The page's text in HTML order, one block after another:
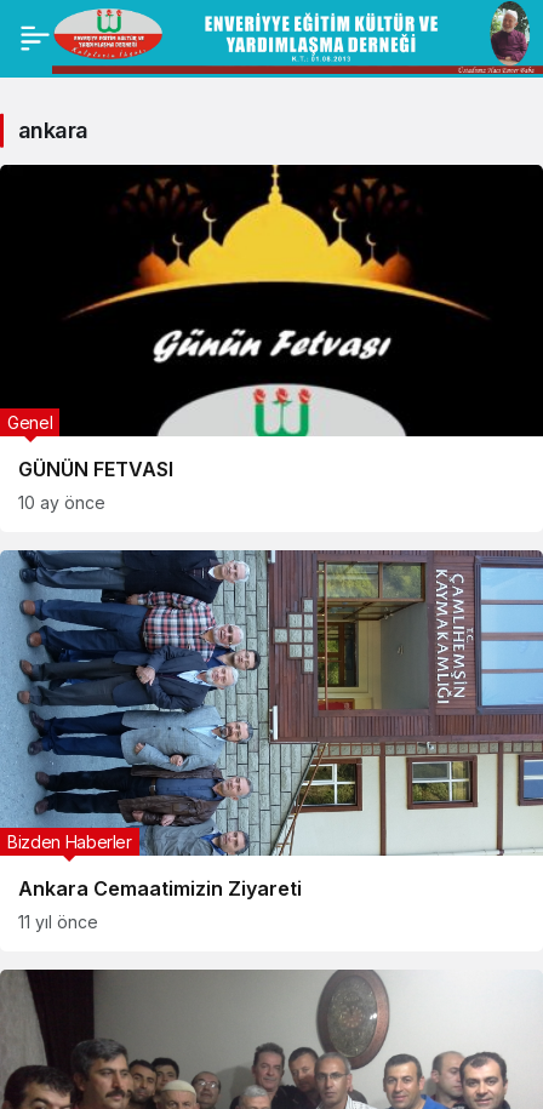
ankara
GÜNÜN FETVASI
Genel
10 ay önce
Ankara Cemaatimizin Ziyareti
Bizden Haberler
11 yıl önce